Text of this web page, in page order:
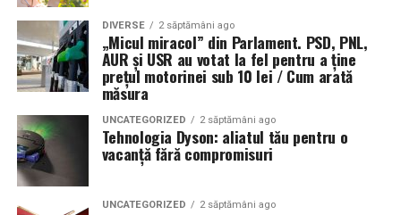
DIVERSE 2 săptămâni ago
„Micul miracol” din Parlament. PSD, PNL,
AUR și USR au votat la fel pentru a ține
prețul motorinei sub 10 lei / Cum arată
măsura
UNCATEGORIZED 2 săptămâni ago
Tehnologia Dyson: aliatul tău pentru o
vacanță fără compromisuri
UNCATEGORIZED 2 săptămâni ago